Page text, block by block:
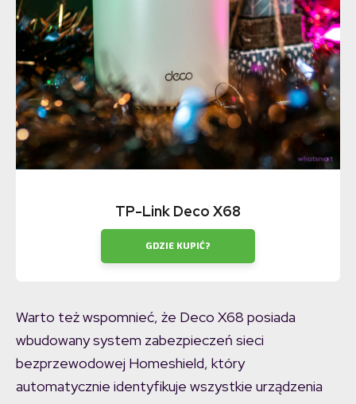
TP-Link Deco X68
GDZIE KUPIĆ?
Warto też wspomnieć, że Deco X68 posiada
wbudowany system zabezpieczeń sieci
bezprzewodowej Homeshield, który
automatycznie identyfikuje wszystkie urządzenia